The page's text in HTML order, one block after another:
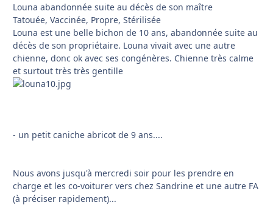
Louna abandonnée suite au décès de son maître
Tatouée, Vaccinée, Propre, Stérilisée
Louna est une belle bichon de 10 ans, abandonnée suite au
décès de son propriétaire. Louna vivait avec une autre
chienne, donc ok avec ses congénères. Chienne très calme
et surtout très très gentille
- un petit caniche abricot de 9 ans....
Nous avons jusqu'à mercredi soir pour les prendre en
charge et les co-voiturer vers chez Sandrine et une autre FA
(à préciser rapidement)...